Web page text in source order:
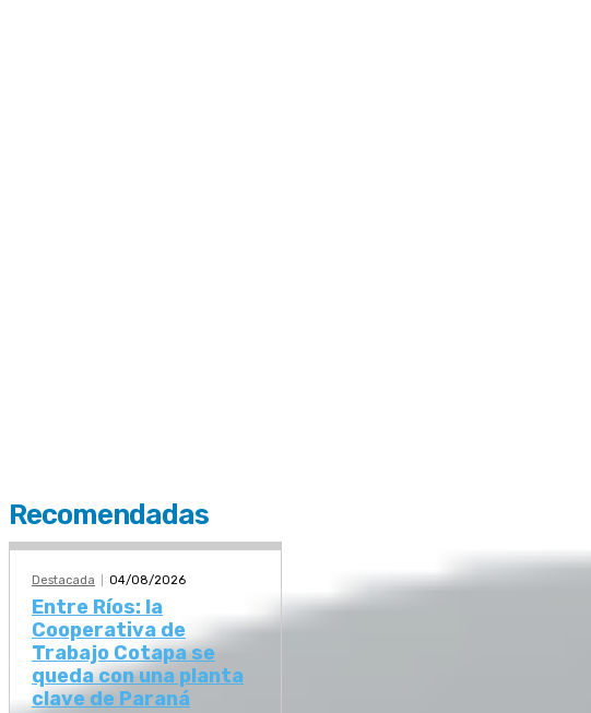
Recomendadas
Destacada 04/08/2026
Entre Ríos: la
Cooperativa de
Trabajo Cotapa se
queda con una planta
clave de Paraná